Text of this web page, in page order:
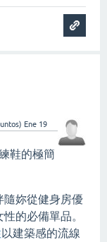
Ene 19
鞋的極簡
隨妳從健身房優
的必備單品。
以建築感的流線